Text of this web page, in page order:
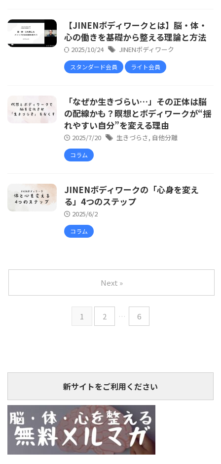
【JINENボディワークとは】脳・体・
心の働きを基礎から整える理論と方法
2025/10/24 JINENボディワーク
スタンダード会員 ライト会員
「なぜか生きづらい…」その正体は脳
の配線かも？瞑想とボディワークが“揺
れやすい自分”を変える理由
2025/7/20 生きづらさ, 自他分離
コラム
JINENボディワークの「心身を変え
る」4つのステップ
2025/6/2
コラム
1 2 … 6
Next »
新サイトをご利用ください